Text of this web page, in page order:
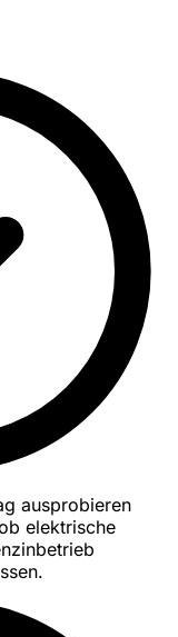
ausprobieren
elektrische